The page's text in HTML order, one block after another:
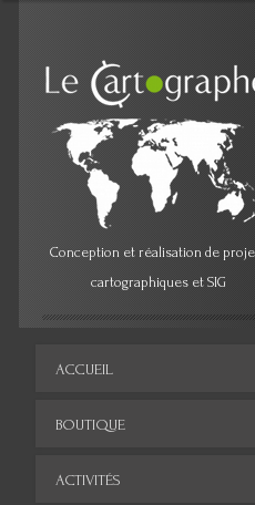
Conception et réalisation de
cartographiques et SIG
ACCUEIL
BOUTIQUE
ACTIVITÉS